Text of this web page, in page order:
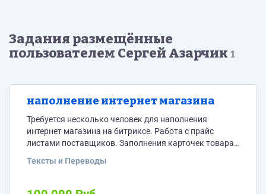
Задания размещённые
пользователем Сергей Азарчик 1
наполнение интернет магазина
Требуется несколько человек для наполнения
интернет магазина на битриксе. Работа с прайс
листами поставщиков. Заполнения карточек товара,
много. Желателен опыт работы в битриксе. Есть
Контакты для связи. info@lpbaby.ru (в теме письма
Тексты и Переводы